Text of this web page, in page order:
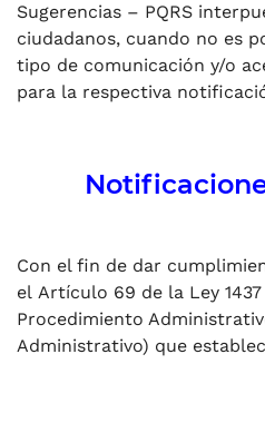
Sugerencias – PQRS
ciudadanos, cuando no es
tipo de comunicación y/o
para la respectiva
Con el fin de dar
el Artículo 69 de la Ley 1437
Procedimiento
Administrativo) que